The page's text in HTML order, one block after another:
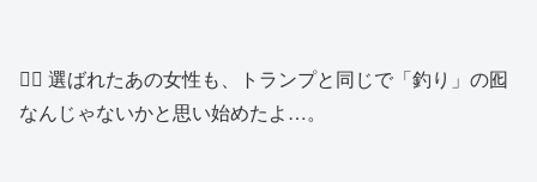
👱‍♂️ 選ばれたあの女性も、トランプと同じで「釣り」の囮
なんじゃないかと思い始めたよ…。